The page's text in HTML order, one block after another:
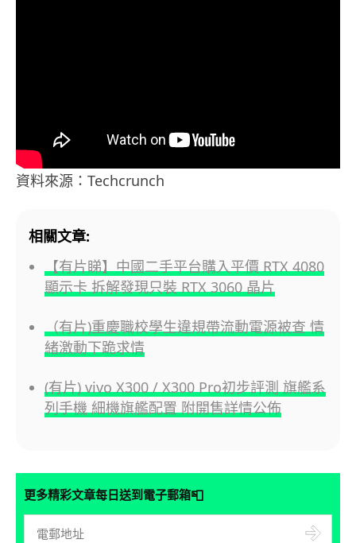
資料來源：Techcrunch
相關文章:
【有片睇】中國二手平台購入平價 RTX 4080
顯示卡 拆解發現只裝 RTX 3060 晶片
（有片)重慶職校學生違規帶流動電源被查 情
緒激動下跪求情
(有片) vivo X300 / X300 Pro初步評測 旗艦系
列手機 細機旗艦配置 附開售詳情公佈
更多精彩文章每日送到電子郵箱📮